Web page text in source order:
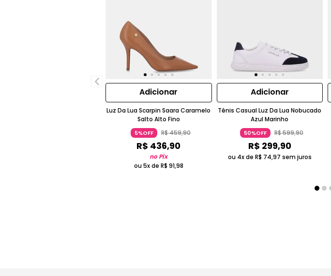
Adicionar
Luz Da Lua Scarpin Saara Caramelo
Salto Alto Fino
5%OFF R$459,90
R$ 436,90
no Pix
ou 5x de R$ 91,98
Adicionar
Tênis Casual Luz Da Lua Nobucado
Azul Marinho
50%OFF R$599,90
R$ 299,90
ou 4x de R$ 74,97 sem juros